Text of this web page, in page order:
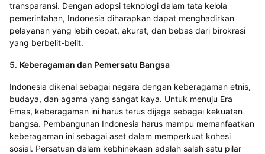
transparansi. Dengan adopsi teknologi dalam tata kelola
pemerintahan, Indonesia diharapkan dapat menghadirkan
pelayanan yang lebih cepat, akurat, dan bebas dari birokrasi
yang berbelit-belit.
5. Keberagaman dan Pemersatu Bangsa
Indonesia dikenal sebagai negara dengan keberagaman etnis,
budaya, dan agama yang sangat kaya. Untuk menuju Era
Emas, keberagaman ini harus terus dijaga sebagai kekuatan
bangsa. Pembangunan Indonesia harus mampu memanfaatkan
keberagaman ini sebagai aset dalam memperkuat kohesi
sosial. Persatuan dalam kebhinekaan adalah salah satu pilar